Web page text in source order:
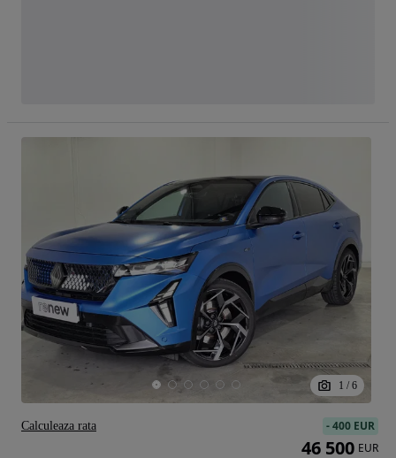
1 / 6
-400 EUR
46 500 EUR
Calculeaza rata